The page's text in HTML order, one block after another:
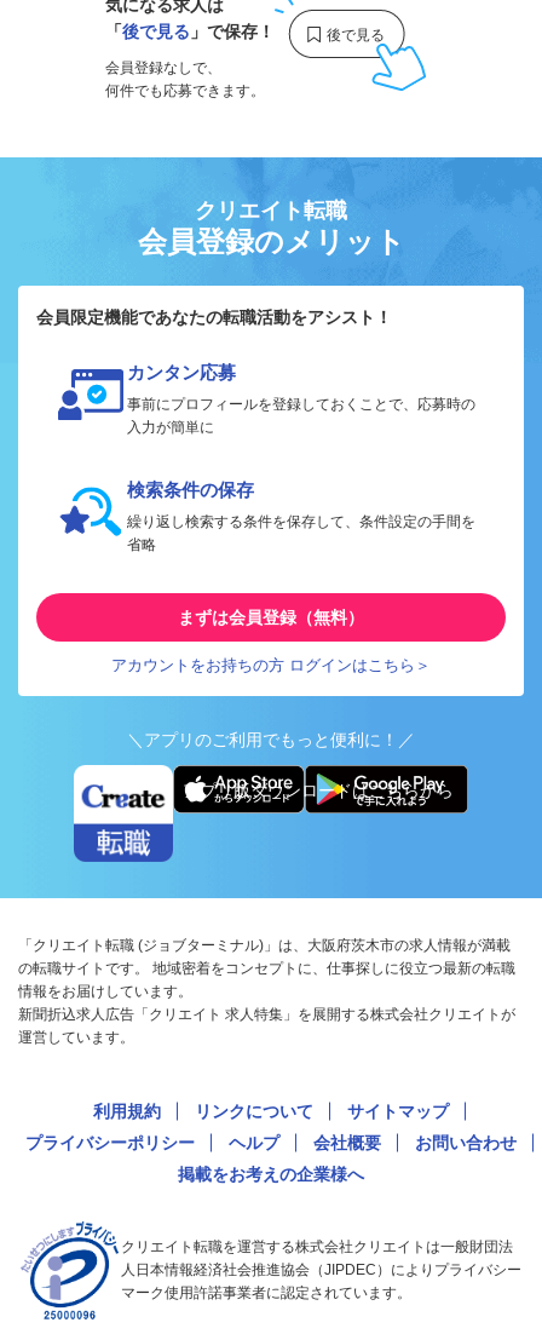
気になる求人は
「後で見る 」で保存！
会員登録なしで、
何件でも応募できます。
クリエイト転職
会員登録のメリット
会員限定機能であなたの転職活動をアシスト！
カンタン応募
事前にプロフィールを登録しておくことで、応募時の
入力が簡単に
検索条件の保存
繰り返し検索する条件を保存して、条件設定の手間を
省略
まずは会員登録（無料）
アカウントをお持ちの方 ログインはこちら＞
＼アプリのご利用でもっと便利に！／
アプリ版ダウンロードはこちらから
「クリエイト転職 (ジョブターミナル)」は、大阪府茨木市の求人情報が満載
の転職サイトです。 地域密着をコンセプトに、仕事探しに役立つ最新の転職
情報をお届けしています。
新聞折込求人広告「クリエイト 求人特集」を展開する株式会社クリエイトが
運営しています。
利用規約 リンクについて
サイトマップ
プライバシーポリシー
ヘルプ 会社概要
お問い合わせ
掲載をお考えの企業様へ
クリエイト転職を運営する株式会社クリエイトは一般財団法
人日本情報経済社会推進協会（JIPDEC）によりプライバシー
マーク使用許諾事業者に認定されています。